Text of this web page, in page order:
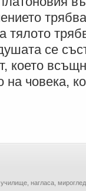
тялото
се
което
на човека,
училище нагласа мироглед